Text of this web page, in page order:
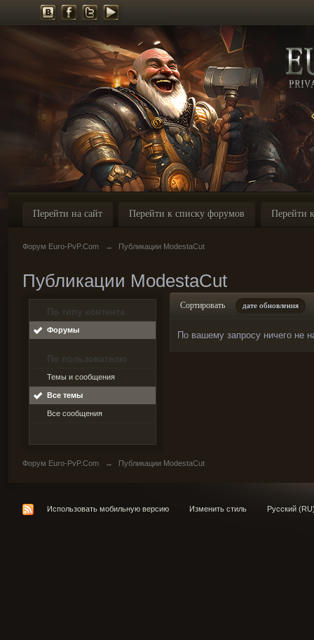
Перейти на сайт Перейти к списку форумов Перейти
Форум Euro-PvP.Com → Публикации ModestaCut
Публикации ModestaCut
По типу контента
Форумы
По пользователю
Темы и сообщения
Все темы
Все сообщения
Сортировать дате обновления
По вашему запросу ничего не
Форум Euro-PvP.Com → Публикации ModestaCut
Использовать мобильную версию Изменить стиль Русский